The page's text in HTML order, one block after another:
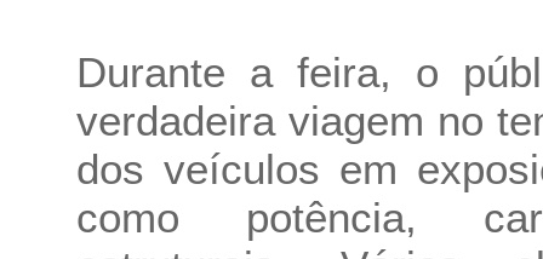
Durante a feira, o
verdadeira viagem no
dos veículos em
como potência,